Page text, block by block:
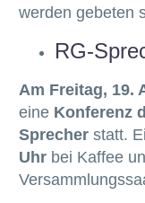
werden gebeten
RG-
Am Freitag, 19.
eine Konferenz
Sprecher statt.
Uhr bei Kaffee